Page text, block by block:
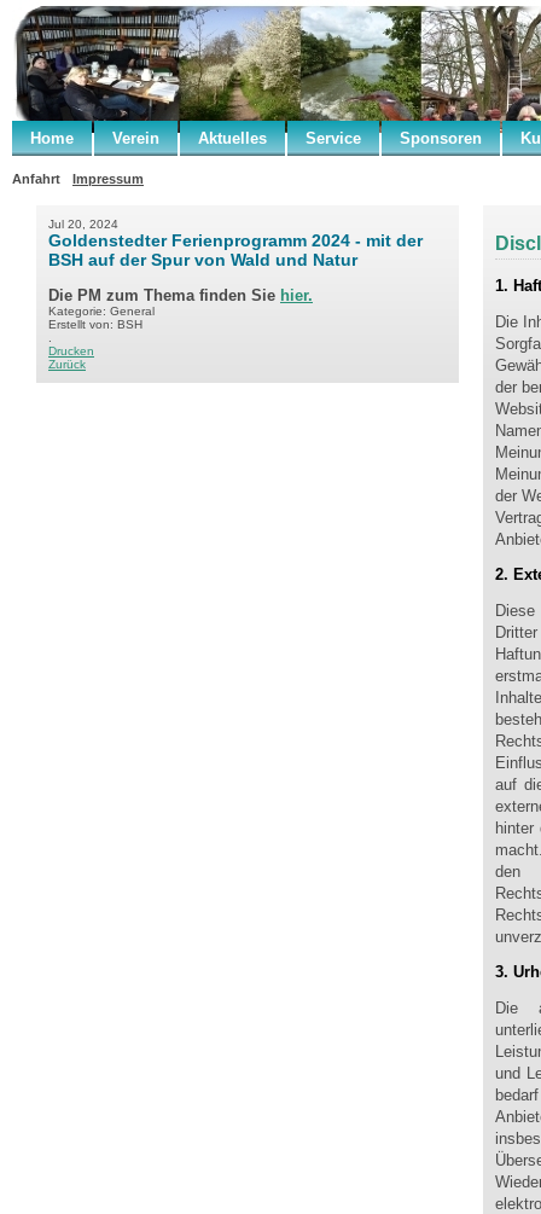
Home Verein Aktuelles Service Sponsoren
Anfahrt Impressum
Jul 20, 2024
Goldenstedter Ferienprogramm 2024 - mit der
BSH auf der Spur von Wald und Natur
Die PM zum Thema finden Sie hier.
Kategorie: General
Erstellt von: BSH
Drucken
Zurück
1.
Die
der
der
2.
auf
hinter
den
3.
Die
und